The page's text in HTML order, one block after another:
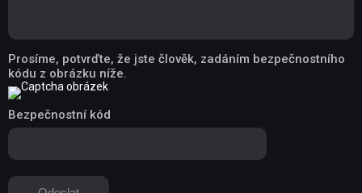
Prosíme, potvrďte, že jste člověk, zadáním bezpečnostního
kódu z obrázku níže.
Bezpečnostní kód